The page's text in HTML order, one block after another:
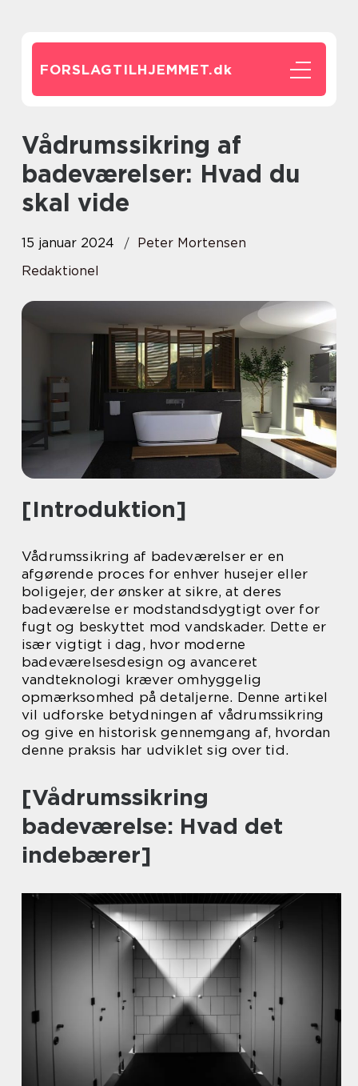
FORSLAGTILHJEMMET.dk
Vådrumssikring af
badeværelser: Hvad du
skal vide
15 januar 2024
Peter Mortensen
Redaktionel
[Introduktion]
Vådrumssikring af badeværelser er en
afgørende proces for enhver husejer eller
boligejer, der ønsker at sikre, at deres
badeværelse er modstandsdygtigt over for
fugt og beskyttet mod vandskader. Dette er
især vigtigt i dag, hvor moderne
badeværelsesdesign og avanceret
vandteknologi kræver omhyggelig
opmærksomhed på detaljerne. Denne artikel
vil udforske betydningen af vådrumssikring
og give en historisk gennemgang af, hvordan
denne praksis har udviklet sig over tid.
[Vådrumssikring
badeværelse: Hvad det
indebærer]